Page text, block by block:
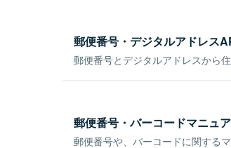
郵便番号・デジタルアドレス
郵便番号とデジタルアドレスから
郵便番号・バーコードマニュ
郵便番号や、バーコードに関する